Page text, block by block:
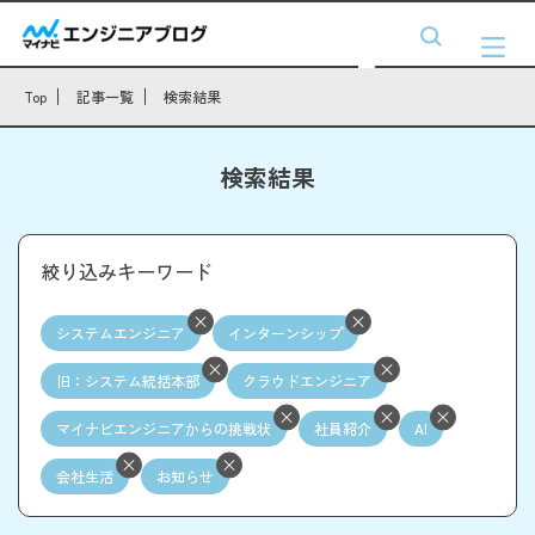
Top 記事一覧 検索結果
検索結果
絞り込みキーワード
システムエンジニア インターンシップ
旧：システム統括本部 クラウドエンジニア
マイナビエンジニアからの挑戦状 社員紹介 AI
会社生活 お知らせ